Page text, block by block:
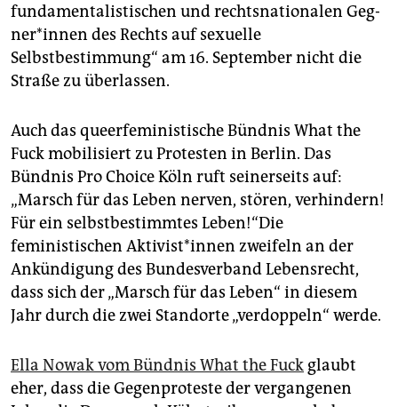
fundamentalistischen und rechtsnationalen Geg­
ne­r*in­nen des Rechts auf sexuelle
Selbstbestimmung“ am 16. September nicht die
Straße zu überlassen.
Auch das queerfeministische Bündnis What the
Fuck mobilisiert zu Protesten in Berlin. Das
Bündnis Pro Choice Köln ruft seinerseits auf:
„Marsch für das Leben nerven, stören, verhindern!
Für ein selbstbestimmtes Leben!“Die
feministischen Ak­ti­vis­t*in­nen zweifeln an der
Ankündigung des Bundesverband Lebensrecht,
dass sich der „Marsch für das Leben“ in diesem
Jahr durch die zwei Standorte „verdoppeln“ werde.
Ella Nowak vom Bündnis What the Fuck glaubt
eher, dass die Gegenproteste der vergangenen